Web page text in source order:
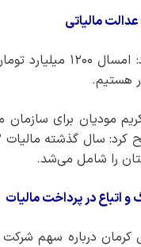
مالیاتی
تومان
هستیم.
مودیان برای
را شامل می‌شد.
اتباع در پرداخت مالیات